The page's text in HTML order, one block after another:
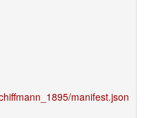
manifest.json